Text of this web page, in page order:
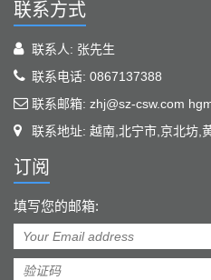
联系方式
联系人: 张先生
联系电话: 0867137388
联系邮箱: zhj@sz-csw.com
联系地址: 越南,北宁市,京北坊,
订阅
填写您的邮箱: